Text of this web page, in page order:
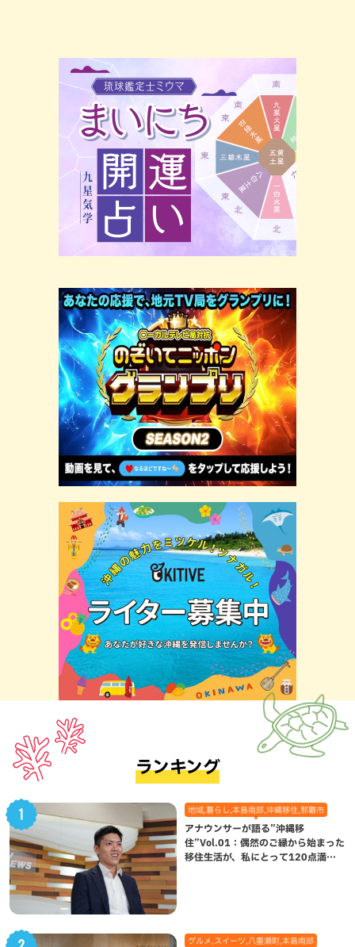
ランキング
地域,暮らし,本島南部,沖縄移住,那覇市
アナウンサーが語る”沖縄移
住”Vol.01：偶然のご縁から始まった
移住生活が、私にとって120点満点
グルメ,スイーツ,八重瀬町,本島南部